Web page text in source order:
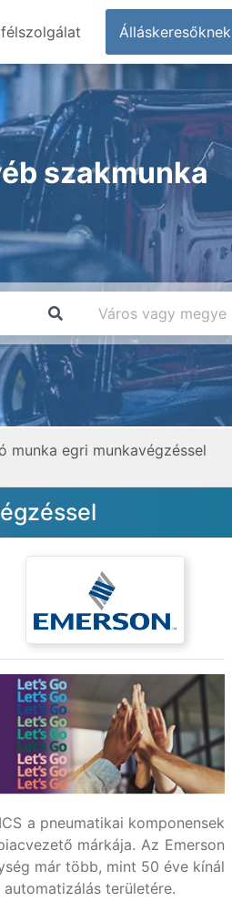
Álláskeresőknek
szakmunka
munka egri munkavégzéssel
a pneumatikai komponensek
márkája. Az Emerson
már több, mint 50 éve kínál
területére.